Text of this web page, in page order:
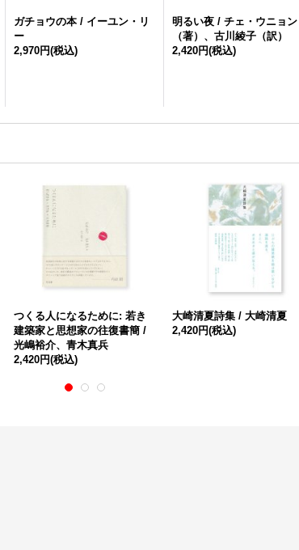
ガチョウの本 / イーユン・リ
ー
2,970円(税込)
明るい夜 / チェ・ウニョン
（著）、古川綾子（訳）
2,420円(税込)
つくる人になるために: 若き
建築家と思想家の往復書簡 /
光嶋裕介、青木真兵
2,420円(税込)
大崎清夏詩集 / 大崎清夏
2,420円(税込)